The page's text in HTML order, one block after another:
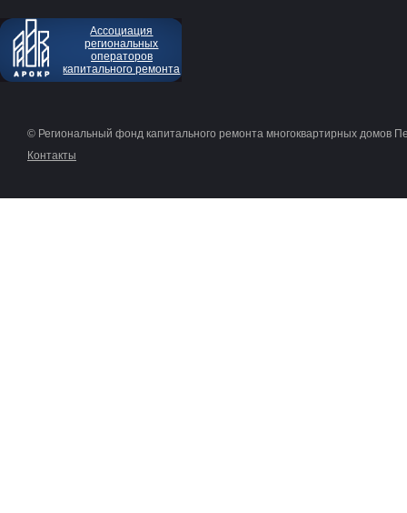
Ассоциация
региональных
операторов
капитального ремонта
© Региональный фонд капитального ремонта многоквартирных домов
Контакты